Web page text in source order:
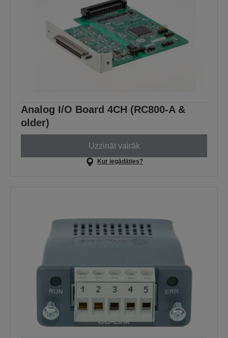
Analog I/O Board 4CH (RC800-A &
older)
Uzzināt vairāk
Kur iegādāties?